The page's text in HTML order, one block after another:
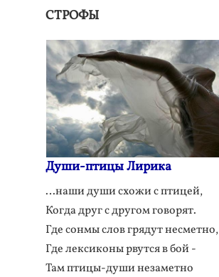
СТРОФЫ
Души-птицы Лирика
…наши души схожи с птицей,
Когда друг с другом говорят.
Где сонмы слов грядут несметно,
Где лексиконы рвутся в бой -
Там птицы-души незаметно